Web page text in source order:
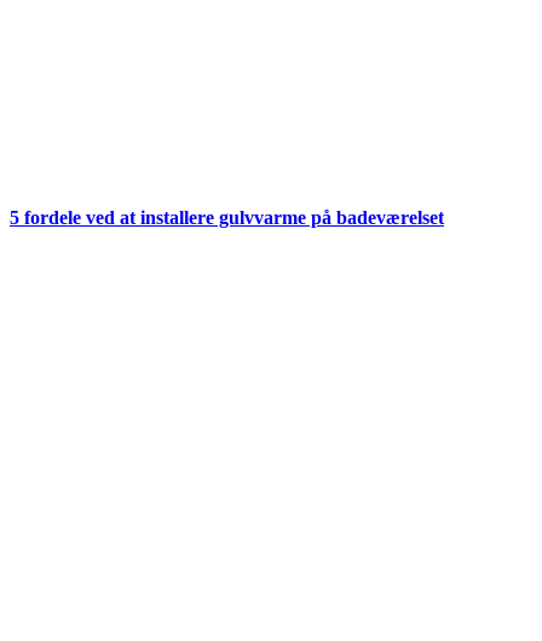
5 fordele ved at installere gulvvarme på badeværelset